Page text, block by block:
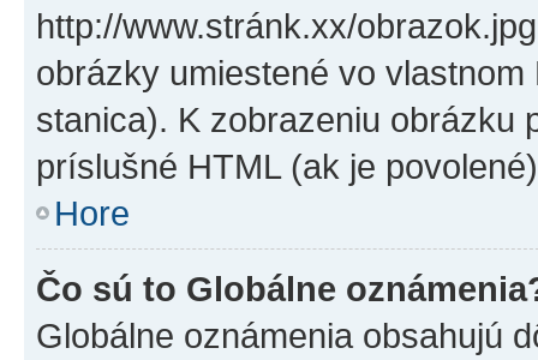
http://www.stránk.xx/
obrázky umiestené vo
stanica). K zobrazeniu obrázku
príslušné HTML (ak je
Hore
Čo sú to Globálne
Globálne oznámenia obsahujú